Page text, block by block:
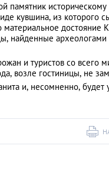
историческому
кувшина, из которого
достояние
найденные археологами
и туристов со всего
возле гостиницы, не
и, несомненно,